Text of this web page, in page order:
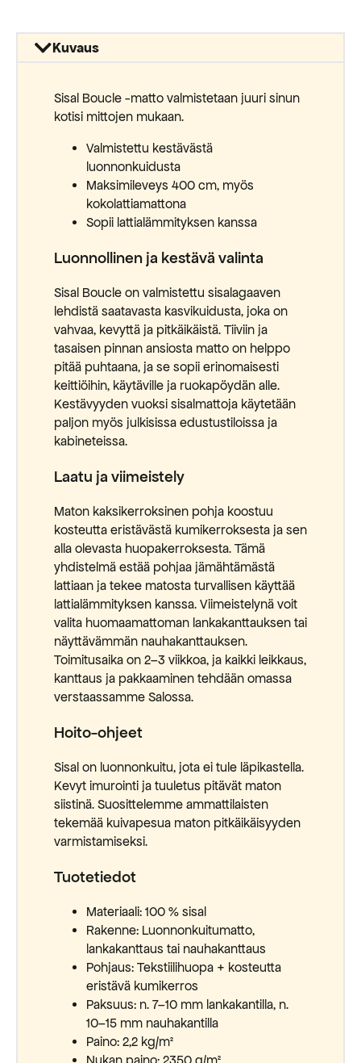
Kuvaus
Sisal Boucle -matto valmistetaan juuri sinun
kotisi mittojen mukaan.
Valmistettu kestävästä
luonnonkuidusta
Maksimileveys 400 cm, myös
kokolattiamattona
Sopii lattialämmityksen kanssa
Luonnollinen ja kestävä valinta
Sisal Boucle on valmistettu sisalagaaven
lehdistä saatavasta kasvikuidusta, joka on
vahvaa, kevyttä ja pitkäikäistä. Tiiviin ja
tasaisen pinnan ansiosta matto on helppo
pitää puhtaana, ja se sopii erinomaisesti
keittiöihin, käytäville ja ruokapöydän alle.
Kestävyyden vuoksi sisalmattoja käytetään
paljon myös julkisissa edustustiloissa ja
kabineteissa.
Laatu ja viimeistely
Maton kaksikerroksinen pohja koostuu
kosteutta eristävästä kumikerroksesta ja sen
alla olevasta huopakerroksesta. Tämä
yhdistelmä estää pohjaa jämähtämästä
lattiaan ja tekee matosta turvallisen käyttää
lattialämmityksen kanssa. Viimeistelynä voit
valita huomaamattoman lankakanttauksen tai
näyttävämmän nauhakanttauksen.
Toimitusaika on 2–3 viikkoa, ja kaikki leikkaus,
kanttaus ja pakkaaminen tehdään omassa
verstaassamme Salossa.
Hoito-ohjeet
Sisal on luonnonkuitu, jota ei tule läpikastella.
Kevyt imurointi ja tuuletus pitävät maton
siistinä. Suosittelemme ammattilaisten
tekemää kuivapesua maton pitkäikäisyyden
varmistamiseksi.
Tuotetiedot
Materiaali: 100 % sisal
Rakenne: Luonnonkuitumatto,
lankakanttaus tai nauhakanttaus
Pohjaus: Tekstiilihuopa + kosteutta
eristävä kumikerros
Paksuus: n. 7–10 mm lankakantilla, n.
10–15 mm nauhakantilla
Paino: 2,2 kg/m²